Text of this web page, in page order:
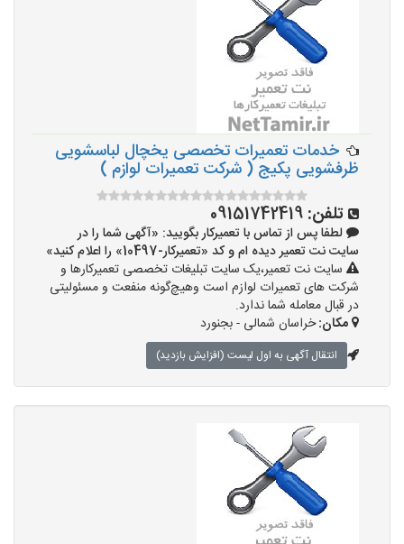
خدمات تعمیرات تخصصی یخچال لباسشویی
ظرفشویی پکیج ( شرکت تعمیرات لوازم )
تلفن: 09151742419
لطفا پس از تماس با تعمیرکار بگویید: «آگهی شما را در
سایت نت تعمیر دیده ام و کد «تعمیرکار-10497» را اعلام کنید»
سایت نت تعمیر،یک سایت تبلیغات تخصصی تعمیرکارها و
شرکت های تعمیرات لوازم است وهیچ‌گونه منفعت و مسئولیتی
در قبال معامله شما ندارد.
مکان:خراسان شمالی - بجنورد
انتقال آگهی به اول لیست (افزایش بازدید)